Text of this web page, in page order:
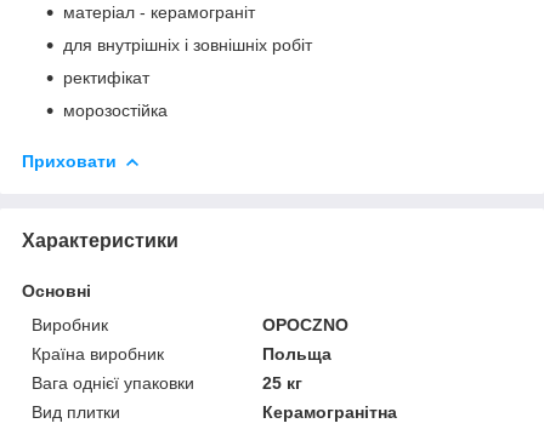
матеріал - керамограніт
для внутрішніх і зовнішніх робіт
ректифікат
морозостійка
Приховати
Характеристики
Основні
Виробник
OPOCZNO
Країна виробник
Польща
Вага однієї упаковки
25 кг
Вид плитки
Керамогранітна